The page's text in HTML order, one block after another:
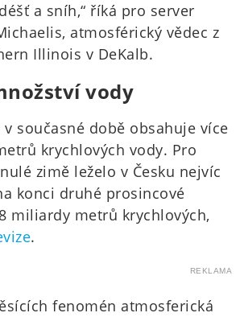
a sníh,“ říká pro server
atmosférický vědec z
Illinois v DeKalb.
vody
současné době obsahuje více
krychlových vody. Pro
zimě leželo v Česku nejvíc
konci druhé prosincové
miliardy metrů krychlových,
.
REKLAMA
fenomén atmosferická